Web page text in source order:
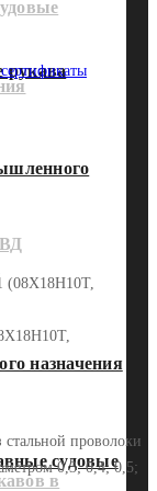
в
рукава
назначения
судовые
(08Х18Н10Т,
стальной проволоки
0,3; 0,4; 0,5;